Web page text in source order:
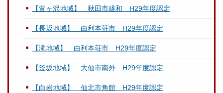
【萱ヶ沢地域】 秋田市雄和 H29年度認定
【長坂地域】 由利本荘市 H29年度認定
【滝地域】 由利本荘市 H29年度認定
【釜坂地域】 大仙市南外 H29年度認定
【白岩地域】 仙北市角館 H29年度認定